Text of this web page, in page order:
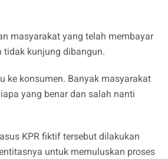
masyarakat yang telah membayar
tidak kunjung dibangun.
ke konsumen. Banyak masyarakat
yang benar dan salah nanti
KPR fiktif tersebut dilakukan
untuk memuluskan proses